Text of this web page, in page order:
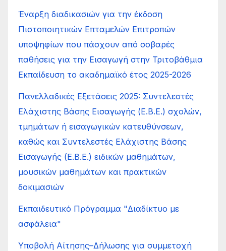
Έναρξη διαδικασιών για την έκδοση
Πιστοποιητικών Επταμελών Επιτροπών
υποψηφίων που πάσχουν από σοβαρές
παθήσεις για την Εισαγωγή στην Τριτοβάθμια
Εκπαίδευση το ακαδημαϊκό έτος 2025-2026
Πανελλαδικές Εξετάσεις 2025: Συντελεστές
Ελάχιστης Βάσης Εισαγωγής (Ε.Β.Ε.) σχολών,
τμημάτων ή εισαγωγικών κατευθύνσεων,
καθώς και Συντελεστές Ελάχιστης Βάσης
Εισαγωγής (Ε.Β.Ε.) ειδικών μαθημάτων,
μουσικών μαθημάτων και πρακτικών
δοκιμασιών
Εκπαιδευτικό Πρόγραμμα "Διαδίκτυο με
ασφάλεια"
Υποβολή Αίτησης–Δήλωσης για συμμετοχή